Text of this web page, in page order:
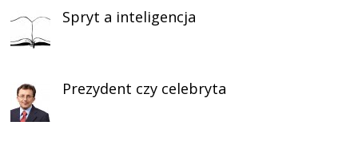
Spryt a inteligencja
Prezydent czy celebryta